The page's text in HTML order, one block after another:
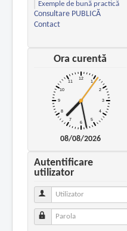
Exemple de bună practică
Consultare PUBLICĂ
Contact
Ora curentă
08/08/2026
Autentificare
utilizator
Utilizator
Parola